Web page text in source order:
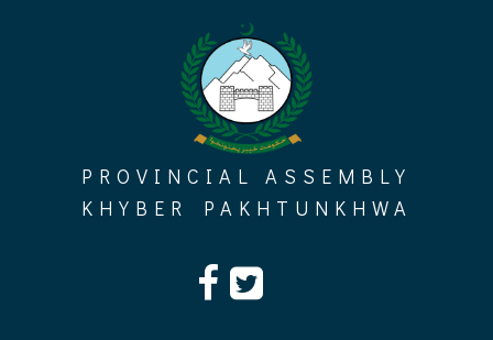
PROVINCIAL ASSEMBLY
KHYBER PAKHTUNKHWA